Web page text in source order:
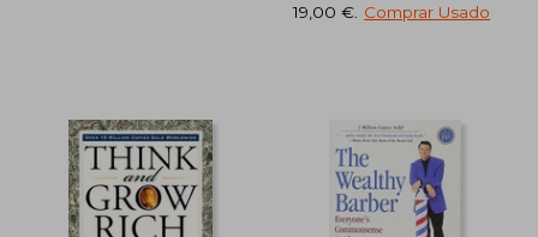
5%
dcto. 16,62 €
5%
dcto.
19,00 € Comprar Usado